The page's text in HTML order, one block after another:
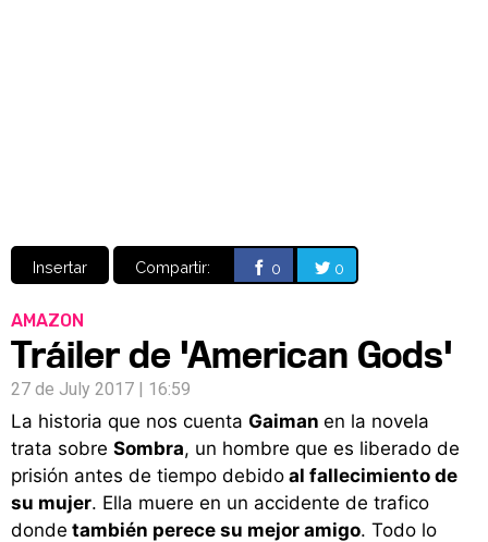
Insertar Compartir: 0 0
AMAZON
Tráiler de 'American Gods'
27 de July 2017 | 16:59
La historia que nos cuenta Gaiman en la novela
trata sobre Sombra, un hombre que es liberado de
prisión antes de tiempo debido al fallecimiento de
su mujer. Ella muere en un accidente de trafico
donde también perece su mejor amigo. Todo lo